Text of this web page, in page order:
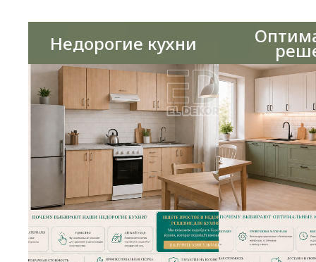
Недорогие кухни